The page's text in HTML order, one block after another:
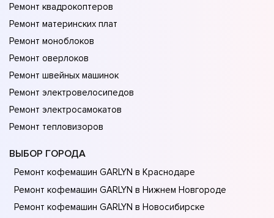
Ремонт квадрокоптеров
Ремонт материнских плат
Ремонт моноблоков
Ремонт оверлоков
Ремонт швейных машинок
Ремонт электровелосипедов
Ремонт электросамокатов
Ремонт тепловизоров
ВЫБОР ГОРОДА
Ремонт кофемашин GARLYN в Краснодаре
Ремонт кофемашин GARLYN в Нижнем Новгороде
Ремонт кофемашин GARLYN в Новосибирске